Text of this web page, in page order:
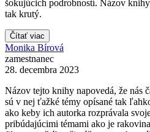
šokujúcich podrobností. Názov
tak krutý.
Čítať viac
Monika Bírová
zamestnanec
28. decembra 2023
Názov tejto knihy napovedá, že nás
sú v nej ťažké témy opísané tak
ako keby ich autorka rozprávala
pribúdajúcimi témami ako je